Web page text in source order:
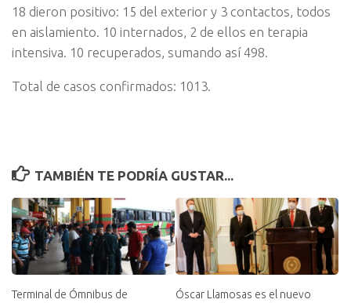
18 dieron positivo: 15 del exterior y 3 contactos, todos
en aislamiento. 10 internados, 2 de ellos en terapia
intensiva. 10 recuperados, sumando así 498.
Total de casos confirmados: 1013.
TAMBIÉN TE PODRÍA GUSTAR...
Terminal de Ómnibus de
Óscar Llamosas es el nuevo